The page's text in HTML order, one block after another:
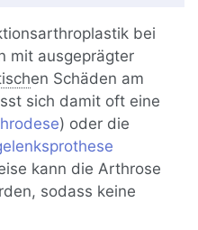
bei
mit ausgeprägter
en Schäden am
sich damit oft eine
) oder die
kann die Arthrose
sodass keine